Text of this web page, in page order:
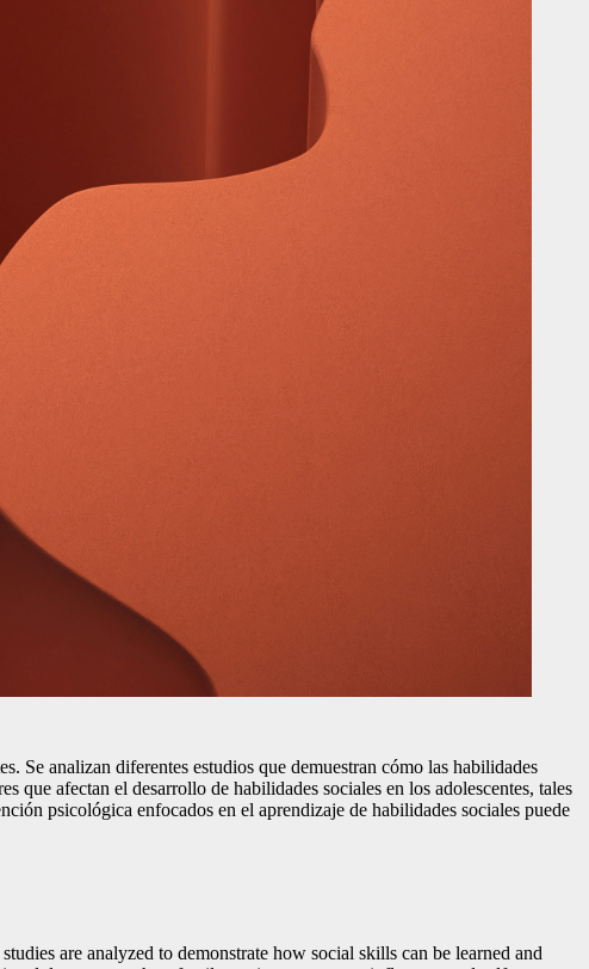
Se analizan diferentes estudios que demuestran cómo las habilidades
que afectan el desarrollo de habilidades sociales en los adolescentes, tales
psicológica enfocados en el aprendizaje de habilidades sociales puede
are analyzed to demonstrate how social skills can be learned and